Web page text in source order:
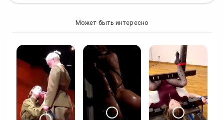
Может быть интересно